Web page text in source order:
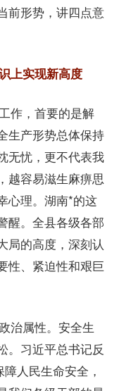
前形势，讲四点意
上实现新高度
作，首要的是解
生产形势总体保持
无忧，更不代表我
越容易滋生麻痹思
心理。湖南*的这
醒。全县各级各部
局的高度，深刻认
性、紧迫性和艰巨
治属性。安全生
。习近平总书记反
人民生命安全，